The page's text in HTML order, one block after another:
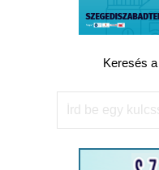
Keresés
Keresés